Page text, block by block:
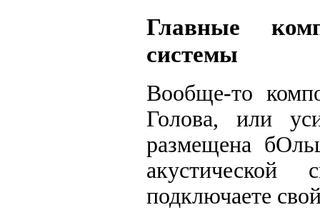
Главные
системы
Вообще-то
Голова, или
размещена
подключаете